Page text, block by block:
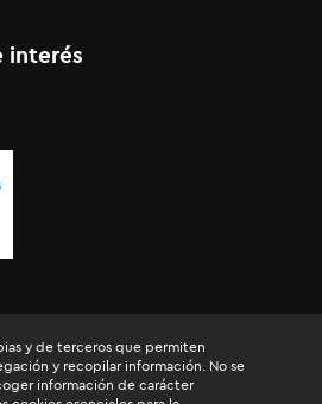
interés
y de terceros que permiten
y recopilar información. No se
información de carácter